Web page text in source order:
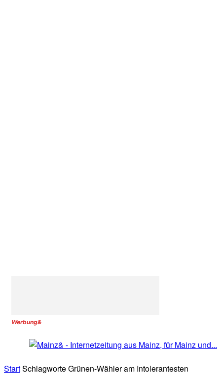
Werbung&
StartSchlagworteGrünen-Wähler am Intolerantesten